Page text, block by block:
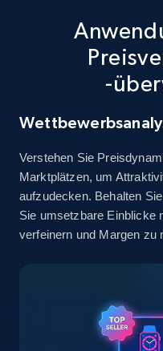
info, Stars,
2.5K+ 378+
URL, Product id, Title,
Seller reviews,
more.
eBay - Gather data
specified keywords
-
Verstehen Sie
Marktplätzen, um
aufzudecken. Behalten
Sie umsetzbare Einblicke
verfeinern und Margen zu